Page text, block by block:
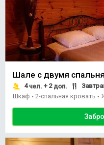
Шале с двумя
4чел. + 2доп.
Шкаф • 2-спальная кровать •